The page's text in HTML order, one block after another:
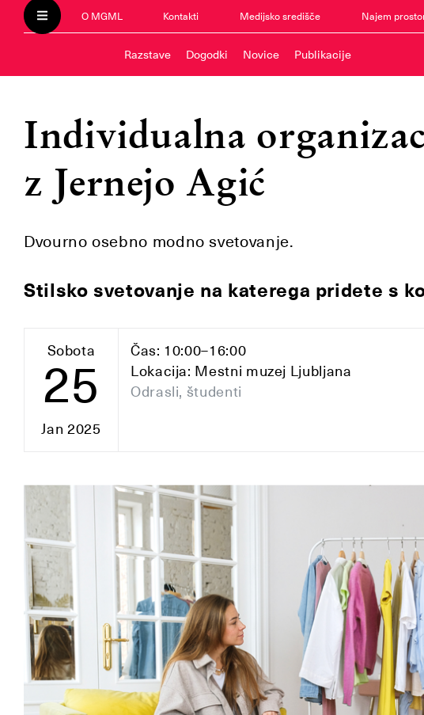
O MGML Kontakti Medijsko središče Najem
Razstave Dogodki Novice Publikacije
Individualna
z Jernejo Agić
Dvourno osebno modno svetovanje.
Stilsko svetovanje na katerega pridete s
Sobota
25
Jan 2025
Čas: 10:00–16:00
Lokacija: Mestni muzej Ljubljana
Odrasli, študenti